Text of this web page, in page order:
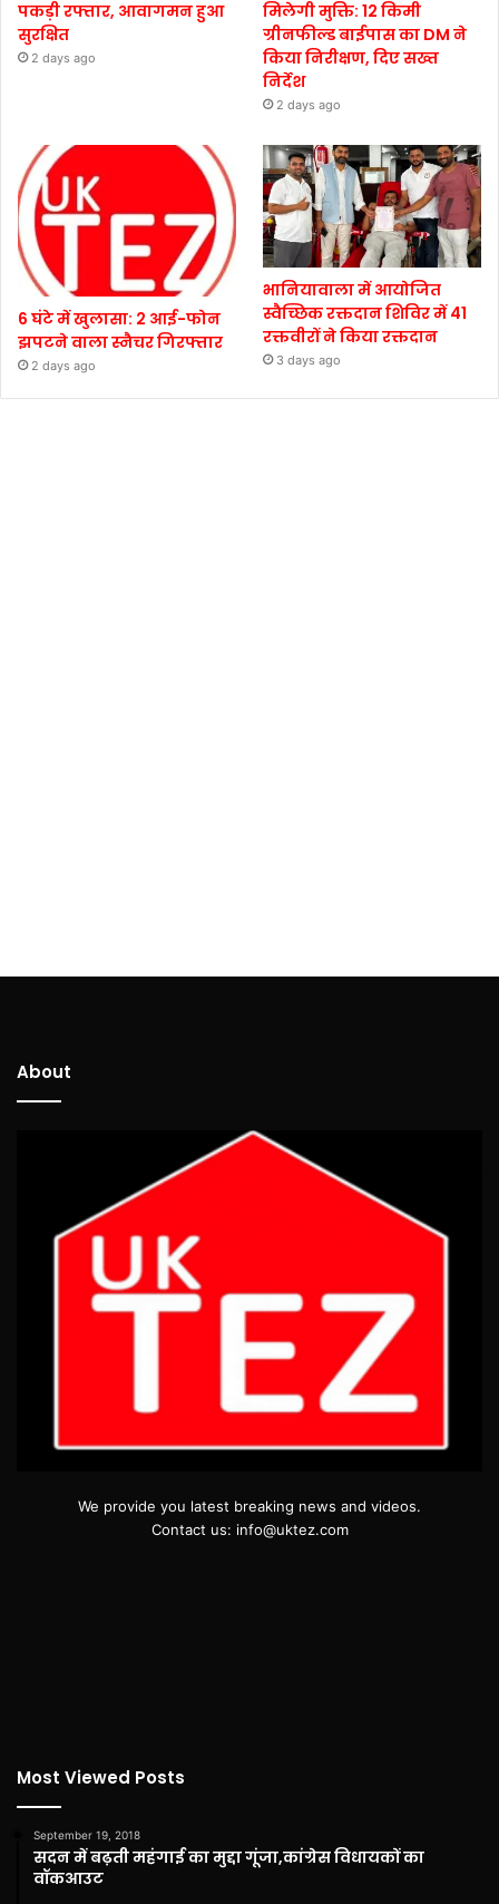
पकड़ी रफ्तार, आवागमन हुआ
सुरक्षित
2 days ago
मिलेगी मुक्ति: 12 किमी
ग्रीनफील्ड बाईपास का DM ने
किया निरीक्षण, दिए सख्त
निर्देश
2 days ago
6 घंटे में खुलासा: 2 आई-फोन
झपटने वाला स्नैचर गिरफ्तार
2 days ago
भानियावाला में आयोजित
स्वैच्छिक रक्तदान शिविर में 41
रक्तवीरों ने किया रक्तदान
3 days ago
About
We provide you latest breaking news and videos.
Contact us: info@uktez.com
Most Viewed Posts
September 19, 2018
सदन में बढ़ती महंगाई का मुद्दा गूंजा,कांग्रेस विधायकों का
वॉकआउट